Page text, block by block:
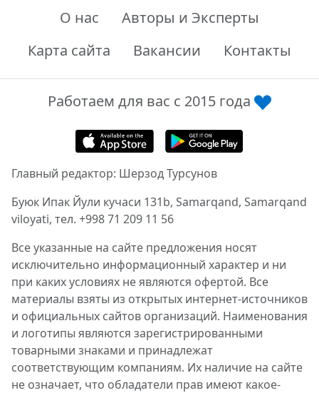
О нас
Авторы и Эксперты
Карта сайта
Вакансии Контакты
Работаем для вас с 2015 года
Главный редактор: Шерзод Турсунов
Буюк Ипак Йули кучаси 131b, Samarqand, Samarqand
viloyati, тел. +998 71 209 11 56
Все указанные на сайте предложения носят
исключительно информационный характер и ни
при каких условиях не являются офертой. Все
материалы взяты из открытых интернет-источников
и официальных сайтов организаций. Наименования
и логотипы являются зарегистрированными
товарными знаками и принадлежат
соответствующим компаниям. Их наличие на сайте
не означает, что обладатели прав имеют какое-